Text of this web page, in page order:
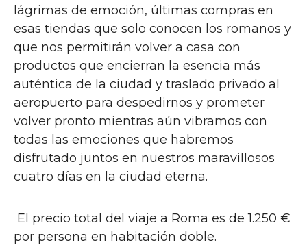
lágrimas de emoción, últimas compras en
esas tiendas que solo conocen los romanos y
que nos permitirán volver a casa con
productos que encierran la esencia más
auténtica de la ciudad y traslado privado al
aeropuerto para despedirnos y prometer
volver pronto mientras aún vibramos con
todas las emociones que habremos
disfrutado juntos en nuestros maravillosos
cuatro días en la ciudad eterna.
El precio total del viaje a Roma es de 1.250 €
por persona en habitación doble.